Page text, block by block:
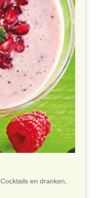
Cocktails en dranken